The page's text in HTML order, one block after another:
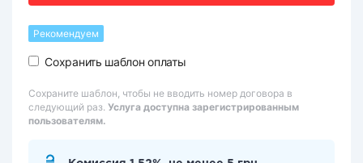
Рекомендуем
Сохранить шаблон оплаты
Сохраните шаблон, чтобы не вводить номер договора в
следующий раз. Услуга доступна зарегистрированным
пользователям.